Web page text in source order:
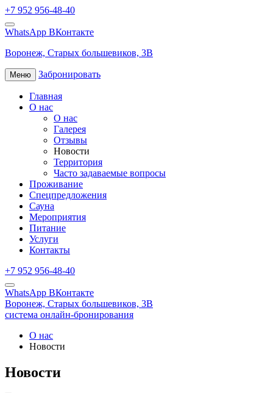
+7 952 956-48-40
WhatsApp ВКонтакте
Воронеж, Cтарых большевиков, 3В
Меню Забронировать
Главная
О нас
О нас
Галерея
Отзывы
Новости
Территория
Часто задаваемые вопросы
Проживание
Спецпредложения
Сауна
Мероприятия
Питание
Услуги
Контакты
+7 952 956-48-40
WhatsApp ВКонтакте
Воронеж, Cтарых большевиков, 3В
система онлайн-бронирования
О нас
Новости
Новости